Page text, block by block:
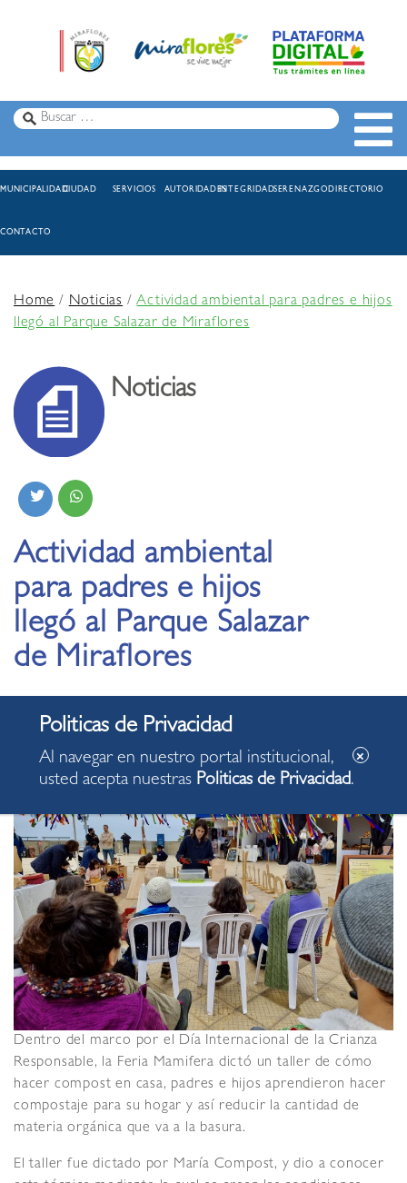
MUNICIPALIDADCIUDAD SERVICIOS AUTORIDADESINTEGRIDADSERENAZGODIRECTORIO
CONTACTO
Home/Noticias /Actividad ambiental para padres e hijos
llegó al Parque Salazar de Miraflores
Noticias
Actividad ambiental
para padres e hijos
llegó al Parque Salazar
de Miraflores
10.09.2022
Dentro del marco por el Día Internacional de la Crianza
Responsable, la Feria Mamifera dictó un taller de cómo
hacer compost en casa, padres e hijos aprendieron hacer
compostaje para su hogar y así reducir la cantidad de
materia orgánica que va a la basura.
El taller fue dictado por María Compost, y dio a conocer
Al navegar en nuestro portal institucional,
usted acepta nuestras Politicas de Privacidad.